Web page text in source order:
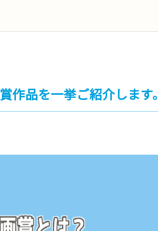
作品を一挙ご紹介します。